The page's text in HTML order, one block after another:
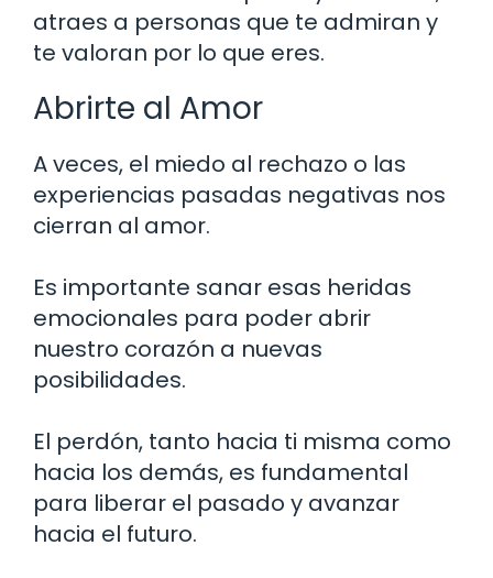
atraes a personas que te admiran y
te valoran por lo que eres.
Abrirte al Amor
A veces, el miedo al rechazo o las
experiencias pasadas negativas nos
cierran al amor.
Es importante sanar esas heridas
emocionales para poder abrir
nuestro corazón a nuevas
posibilidades.
El perdón, tanto hacia ti misma como
hacia los demás, es fundamental
para liberar el pasado y avanzar
hacia el futuro.